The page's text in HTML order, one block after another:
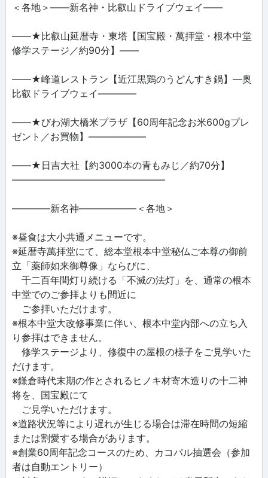
＜各地＞――新名神・比叡山ドライブウェイ――
――★比叡山延暦寺・東塔【国宝殿・萬拝堂・根本中堂
修学ステージ／約90分】――
――★峰道レストラン【近江黒鶏のうどんすき鍋】―奥
比叡ドライブウェイ――――
――★びわ湖大橋米プラザ【60周年記念お米600gプレ
ゼント／お買物】――――――
――★日吉大社【約3000本の青もみじ／約70分】
――――――――――――――――
――――新名神――――――＜各地＞
※昼食は大小共通メニューです。
※延暦寺萬拝堂にて、総本堂根本中堂秘仏ご本尊の御前
立「薬師如来御尊像」ならびに、
千二百年間灯り続ける「不滅の法灯」を、通常の根本
中堂でのご参拝よりも間近に
ご参拝いただけます。
※根本中堂大改修事業に伴い、根本中堂内部への立ち入
り参拝はできません。
修学ステージより、修復中の屋根の様子をご見学いた
だけます。
※鎌倉時代末期の作とされるヒノキ材寄木造りの十二神
将を、国宝殿にて
ご見学いただけます。
※道路状況等により遅れが生じる場合は滞在時間の短縮
または割愛する場合があります。
※創業60周年記念コースのため、カコパル抽選会（参加
者は自動エントリー）